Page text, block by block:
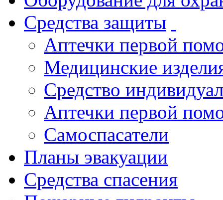
Средства защиты
Аптечки первой
Медицинские
Средство
Аптечки первой
Самоспасатели
Планы эвакуации
Средства спасения